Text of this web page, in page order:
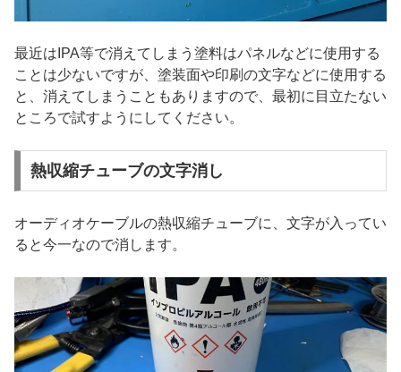
最近はIPA等で消えてしまう塗料はパネルなどに使用する
ことは少ないですが、塗装面や印刷の文字などに使用する
と、消えてしまうこともありますので、最初に目立たない
ところで試すようにしてください。
熱収縮チューブの文字消し
オーディオケーブルの熱収縮チューブに、文字が入ってい
ると今一なので消します。